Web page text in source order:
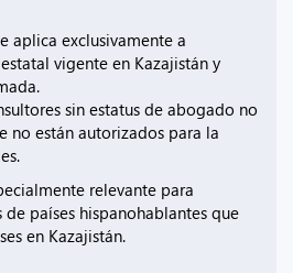
aplica exclusivamente a
vigente en Kazajistán y
sin estatus de abogado no
no están autorizados para la
relevante para
países hispanohablantes que
en Kazajistán.